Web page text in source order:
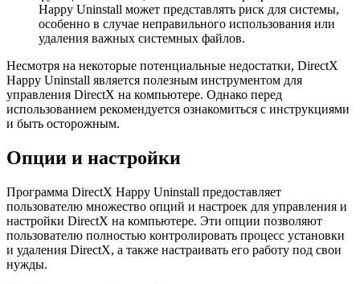
Happy Uninstall может представлять риск для системы,
особенно в случае неправильного использования или
удаления важных системных файлов.
Несмотря на некоторые потенциальные недостатки, DirectX
Happy Uninstall является полезным инструментом для
управления DirectX на компьютере. Однако перед
использованием рекомендуется ознакомиться с инструкциями
и быть осторожным.
Опции и настройки
Программа DirectX Happy Uninstall предоставляет
пользователю множество опций и настроек для управления и
настройки DirectX на компьютере. Эти опции позволяют
пользователю полностью контролировать процесс установки
и удаления DirectX, а также настраивать его работу под свои
нужды.